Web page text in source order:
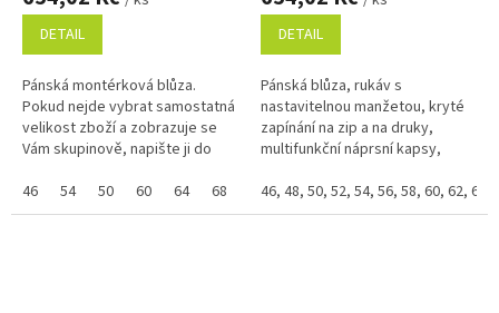
DETAIL
Pánská montérková blůza.
Pokud nejde vybrat samostatná
velikost zboží a zobrazuje se
Vám skupinově, napište ji do
Využijte náš věrnostní
program...
46 54 50 60 64 68 58 44 48 52 56 66
DETAIL
Pánská blůza, rukáv s
nastavitelnou manžetou, kryté
zapínání na zip a na druky,
multifunkční náprsní kapsy,
vyztužena materiálem 600D
polyester....
46, 48, 50, 52, 54, 56, 58, 60, 62, 64